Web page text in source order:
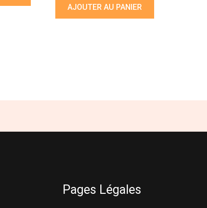
AJOUTER AU PANIER
Pages Légales